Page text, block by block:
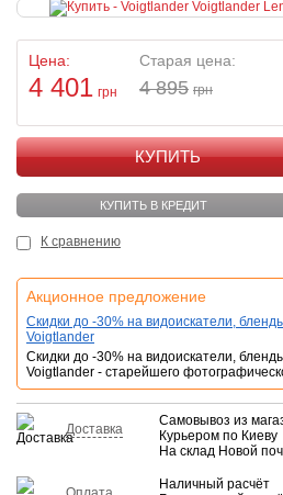
Цена:
4 401 грн
Старая цена:
4 895 грн
КУПИТЬ
КУПИТЬ В КРЕДИТ
К сравнению
Акционное предложение
Скидки до -30% на видоискатели,
Voigtlander
Скидки до -30% на видоискатели,
Voigtlander - старейшего
Доставка
Самовывоз из
Курьером по Киеву
На склад Новой
Наличный расчёт